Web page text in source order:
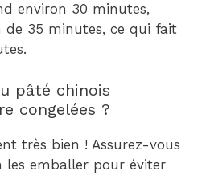
environ 30 minutes,
de 35 minutes, ce qui fait
pâté chinois
congelées ?
très bien ! Assurez-vous
les emballer pour éviter